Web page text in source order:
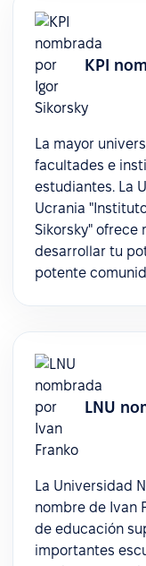
KPI
La mayor
facultades e
estudiantes. La
Ucrania
Sikorsky" ofrece
desarrollar tu
potente
LNU
La Universidad
nombre de Ivan
de educación
importantes